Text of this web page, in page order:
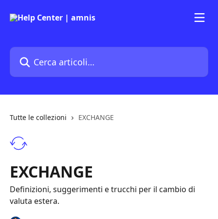
Cerca articoli…
Tutte le collezioni EXCHANGE
EXCHANGE
Definizioni, suggerimenti e trucchi per il cambio di
valuta estera.